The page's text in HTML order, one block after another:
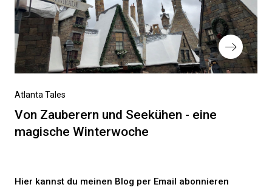
Nächster
Beitrag
Atlanta Tales
Von Zauberern und Seekühen - eine
magische Winterwoche
Hier kannst du meinen Blog per Email abonnieren